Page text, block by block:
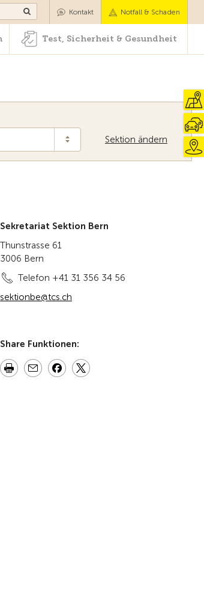
Test, Sicherheit & Gesundheit
Kontakt Notfall & Schaden
Test, Sicherheit & Gesundheit
Sektion ändern
Sekretariat Sektion Bern
Thunstrasse 61
3006 Bern
Telefon +41 31 356 34 56
sektionbe@tcs.ch
Share Funktionen: